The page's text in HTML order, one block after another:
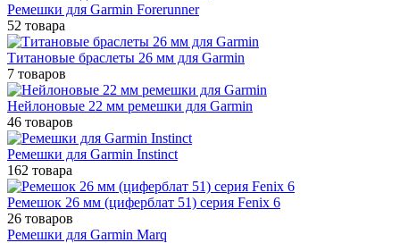
Ремешки для Garmin Forerunner
52 товара
Титановые браслеты 26 мм для Garmin
7 товаров
Нейлоновые 22 мм ремешки для Garmin
46 товаров
Ремешки для Garmin Instinct
162 товара
Ремешок 26 мм (циферблат 51) серия Fenix 6
26 товаров
Ремешки для Garmin Marq